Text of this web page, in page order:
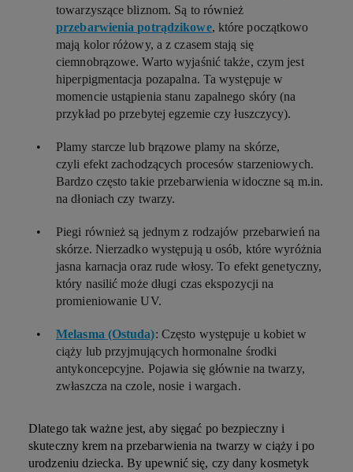
towarzyszące bliznom. Są to również
przebarwienia potrądzikowe, które początkowo
mają kolor różowy, a z czasem stają się
ciemnobrązowe. Warto wyjaśnić także, czym jest
hiperpigmentacja pozapalna. Ta występuje w
momencie ustąpienia stanu zapalnego skóry (na
przykład po przebytej egzemie czy łuszczycy).
Plamy starcze lub brązowe plamy na skórze,
czyli efekt zachodzących procesów starzeniowych.
Bardzo często takie przebarwienia widoczne są m.in.
na dłoniach czy twarzy.
Piegi również są jednym z rodzajów przebarwień na
skórze. Nierzadko występują u osób, które wyróżnia
jasna karnacja oraz rude włosy. To efekt genetyczny,
który nasilić może długi czas ekspozycji na
promieniowanie UV.
Melasma (Ostuda): Często występuje u kobiet w
ciąży lub przyjmujących hormonalne środki
antykoncepcyjne. Pojawia się głównie na twarzy,
zwłaszcza na czole, nosie i wargach.
Dlatego tak ważne jest, aby sięgać po bezpieczny i
skuteczny krem na przebarwienia na twarzy w ciąży i po
urodzeniu dziecka. By upewnić się, czy dany kosmetyk